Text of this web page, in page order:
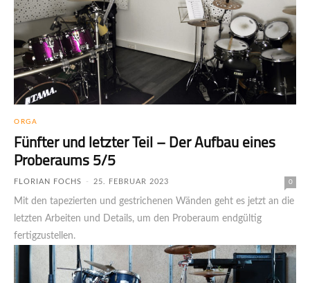
ORGA
Fünfter und letzter Teil – Der Aufbau eines
Proberaums 5/5
FLORIAN FOCHS - 25. FEBRUAR 2023 0
Mit den tapezierten und gestrichenen Wänden geht es jetzt an die
letzten Arbeiten und Details, um den Proberaum endgültig
fertigzustellen.